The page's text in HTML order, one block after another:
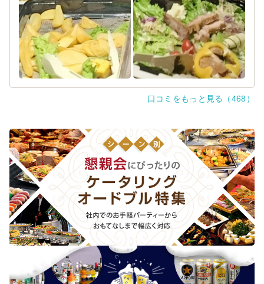
ホームパーティーにぴったりでした。
唯一、配達料が別途かかることが事前に分かりづらかった
点だけが惜しく、マイナス0.5点としています。それ以外は
大大満足なので、また利用したいです！
口コミをもっと見る（468）